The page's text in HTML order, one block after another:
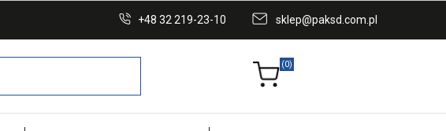
+48 32 219-23-10 sklep@paksd.com.pl
(0)